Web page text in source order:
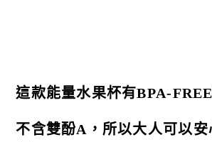
這款能量水果杯有BPA-
不含雙酚A，所以大人可以